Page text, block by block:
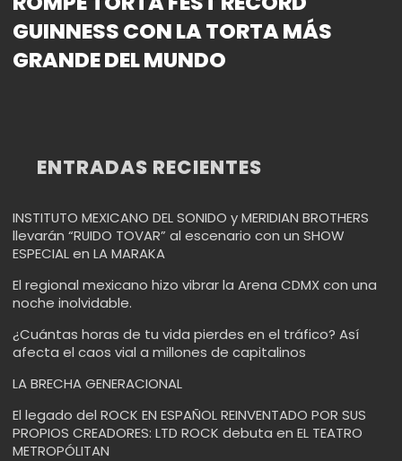
GUINNESS CON LA TORTA MÁS
GRANDE DEL MUNDO
ENTRADAS RECIENTES
INSTITUTO MEXICANO DEL SONIDO y MERIDIAN BROTHERS
llevarán “RUIDO TOVAR” al escenario con un SHOW
ESPECIAL en LA MARAKA
El regional mexicano hizo vibrar la Arena CDMX con una
noche inolvidable.
¿Cuántas horas de tu vida pierdes en el tráfico? Así
afecta el caos vial a millones de capitalinos
LA BRECHA GENERACIONAL
El legado del ROCK EN ESPAÑOL REINVENTADO POR SUS
PROPIOS CREADORES: LTD ROCK debuta en EL TEATRO
METROPÓLITAN